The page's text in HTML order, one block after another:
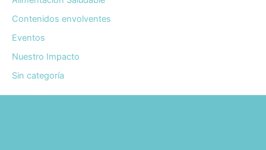
Contenidos envolventes
Eventos
Nuestro Impacto
Sin categoría